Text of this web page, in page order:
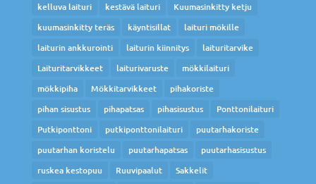
kelluva laituri
kestävä laituri
Kuumasinkitty ketju
kuumasinkitty teräs
käyntisillat
laituri mökille
laiturin ankkurointi
laiturin kiinnitys
laituritarvike
Laituritarvikkeet
laiturivaruste
mökkilaituri
mökkipiha
Mökkitarvikkeet
pihakoriste
pihan sisustus
pihapatsas pihasisustus
Ponttonilaituri
Putkiponttoni
putkiponttonilaituri
puutarhakoriste
puutarhan koristelu
puutarhapatsas
puutarhasisustus
ruskea kestopuu
Ruuvipaalut
Sakkelit